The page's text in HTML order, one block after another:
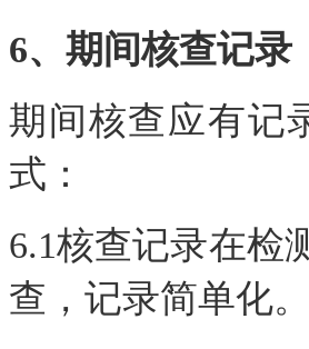
6、期间核查记录
期间核查应有记
式：
6.1核查记录在检
查，记录简单化。